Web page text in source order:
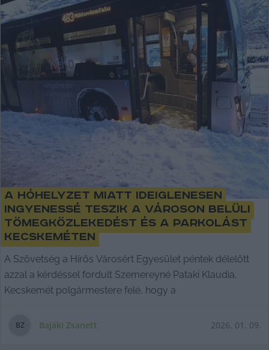
A hóhelyzet miatt ideiglenesen
ingyenessé teszik a városon belüli
tömegközlekedést és a parkolást
Kecskeméten
A Szövetség a Hírös Városért Egyesület péntek délelőtt
azzal a kérdéssel fordult Szemereyné Pataki Klaudia,
Kecskemét polgármestere felé, hogy a
BZ Bajáki Zsanett 2026. 01. 09.